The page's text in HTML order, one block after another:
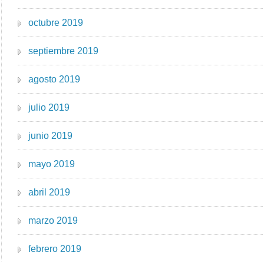
octubre 2019
septiembre 2019
agosto 2019
julio 2019
junio 2019
mayo 2019
abril 2019
marzo 2019
febrero 2019